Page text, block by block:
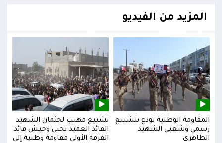
المزيد من الفيديو
المقاومة الوطنية تودع بتشييع
رسمي وشعبي الشهيد
الظاهري
تشييع مهيب لجثمان الشهيد
القائد العميد يحيى وحيش قائد
الفرقة الأولى مقاومة وطنية إلى